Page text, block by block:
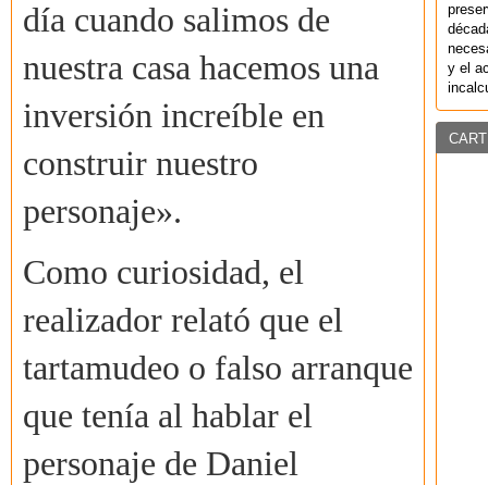
día cuando salimos de
nuestra casa hacemos una
inversión increíble en
construir nuestro
personaje».
Como curiosidad, el
realizador relató que el
tartamudeo o falso arranque
que tenía al hablar el
personaje de Daniel
y el